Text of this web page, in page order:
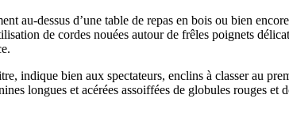
au-dessus d’une table de repas en bois ou bien
de cordes nouées autour de frêles poignets
indique bien aux spectateurs, enclins à classer au
longues et acérées assoiffées de globules rouges